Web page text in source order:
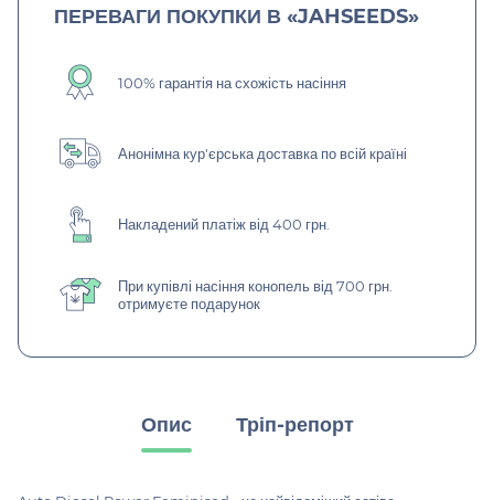
ПЕРЕВАГИ ПОКУПКИ В «JAHSEEDS»
100% гарантія на схожість насіння
Анонімна кур'єрська доставка по всій країні
Накладений платіж від 400 грн.
При купівлі насіння конопель від 700 грн.
отримуєте подарунок
Опис Тріп-репорт